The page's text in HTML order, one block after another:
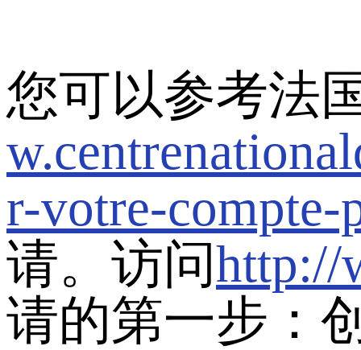
您可以参考法
r-votre-compte-
请。访问http://
请的第一步：